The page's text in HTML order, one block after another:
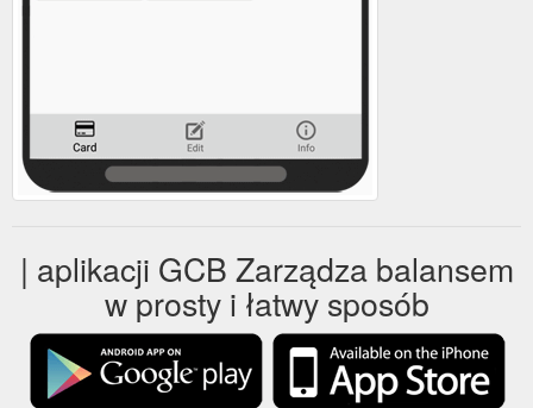
| aplikacji GCB Zarządza balansem
w prosty i łatwy sposób